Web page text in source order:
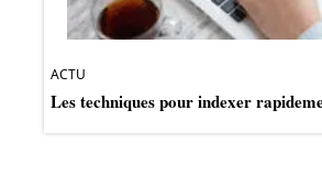
ACTU
Les techniques pour indexer